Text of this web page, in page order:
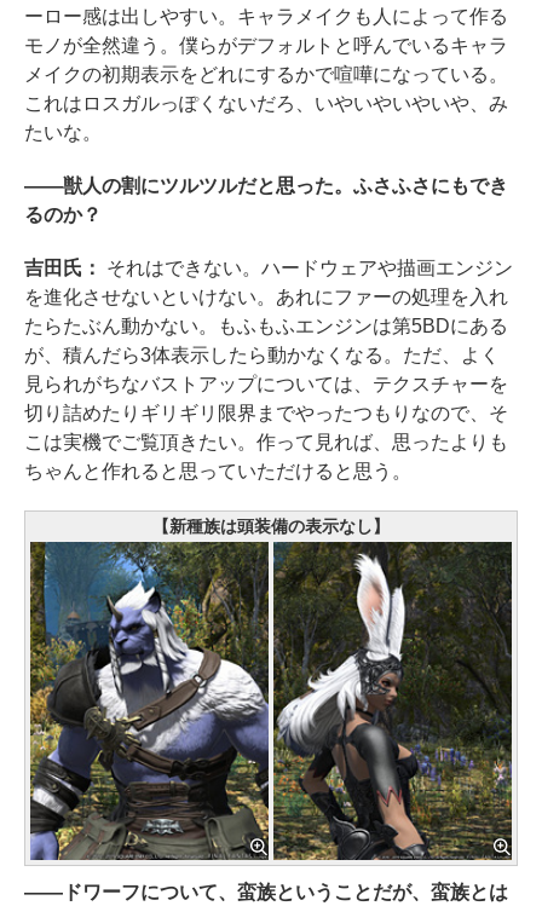
ーロー感は出しやすい。キャラメイクも人によって作る
モノが全然違う。僕らがデフォルトと呼んでいるキャラ
メイクの初期表示をどれにするかで喧嘩になっている。
これはロスガルっぽくないだろ、いやいやいやいや、み
たいな。
――獣人の割にツルツルだと思った。ふさふさにもでき
るのか？
吉田氏： それはできない。ハードウェアや描画エンジン
を進化させないといけない。あれにファーの処理を入れ
たらたぶん動かない。もふもふエンジンは第5BDにある
が、積んだら3体表示したら動かなくなる。ただ、よく
見られがちなバストアップについては、テクスチャーを
切り詰めたりギリギリ限界までやったつもりなので、そ
こは実機でご覧頂きたい。作って見れば、思ったよりも
ちゃんと作れると思っていただけると思う。
【新種族は頭装備の表示なし】
――ドワーフについて、蛮族ということだが、蛮族とは